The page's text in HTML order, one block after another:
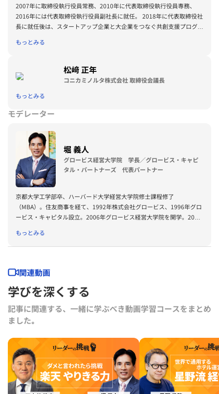
2007年に取締役執行役員常務、2010年に代表取締役執行役員専務、
2016年には代表取締役執行役員副社長に就任。 2018年に代表取締役社
長に就任後は、スタートアップ企業と大企業をつなぐ共創支援プログラ
月より現職である代表取締役会長に就任。
もっとみる
松﨑 正年
コニカミノルタ株式会社 取締役会議長
もっとみる
モデレーター
堀 義人
グロービス経営大学院 学長／グロービス・キャピ
タル・パートナーズ 代表パートナー
京都大学工学部卒、ハーバード大学経営大学院修士課程修了
（MBA）。住友商事を経て、1992年株式会社グロービス、1996年グロ
ービス・キャピタル設立。2006年グロービス経営大学院を開学。2008
を立ち上げる。2016年に茨城ロボッツ、2019年に茨城放送オーナー就
任。2022年にLuckyFesを立ち上げ、現在総合プロデューサーを務め
社 社外取締役。
もっとみる
関連動画
学びを深くする
記事に関連する、一緒に学ぶべき動画学習コースをまとめ
ました｡